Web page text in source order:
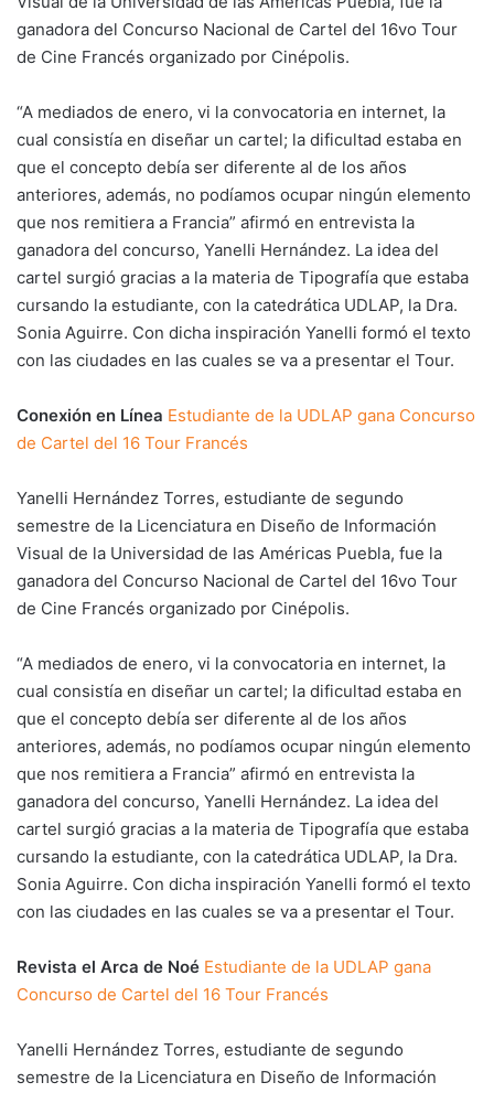
ganadora del Concurso Nacional de Cartel del 16vo Tour
de Cine Francés organizado por Cinépolis.
“A mediados de enero, vi la convocatoria en internet, la
cual consistía en diseñar un cartel; la dificultad estaba en
que el concepto debía ser diferente al de los años
anteriores, además, no podíamos ocupar ningún elemento
que nos remitiera a Francia” afirmó en entrevista la
ganadora del concurso, Yanelli Hernández. La idea del
cartel surgió gracias a la materia de Tipografía que estaba
cursando la estudiante, con la catedrática UDLAP, la Dra.
Sonia Aguirre. Con dicha inspiración Yanelli formó el texto
con las ciudades en las cuales se va a presentar el Tour.
Conexión en Línea Estudiante de la UDLAP gana Concurso
de Cartel del 16 Tour Francés
Yanelli Hernández Torres, estudiante de segundo
semestre de la Licenciatura en Diseño de Información
Visual de la Universidad de las Américas Puebla, fue la
ganadora del Concurso Nacional de Cartel del 16vo Tour
de Cine Francés organizado por Cinépolis.
“A mediados de enero, vi la convocatoria en internet, la
cual consistía en diseñar un cartel; la dificultad estaba en
que el concepto debía ser diferente al de los años
anteriores, además, no podíamos ocupar ningún elemento
que nos remitiera a Francia” afirmó en entrevista la
ganadora del concurso, Yanelli Hernández. La idea del
cartel surgió gracias a la materia de Tipografía que estaba
cursando la estudiante, con la catedrática UDLAP, la Dra.
Sonia Aguirre. Con dicha inspiración Yanelli formó el texto
con las ciudades en las cuales se va a presentar el Tour.
Revista el Arca de Noé Estudiante de la UDLAP gana
Concurso de Cartel del 16 Tour Francés
Yanelli Hernández Torres, estudiante de segundo
semestre de la Licenciatura en Diseño de Información